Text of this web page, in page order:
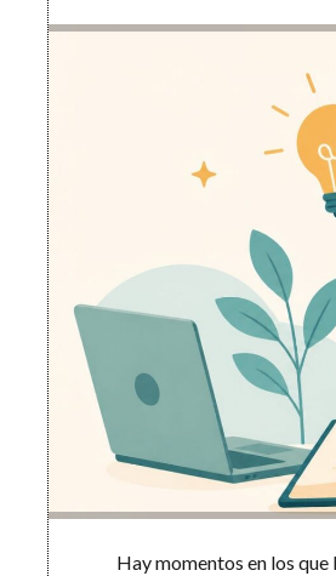
Hay momentos en los que